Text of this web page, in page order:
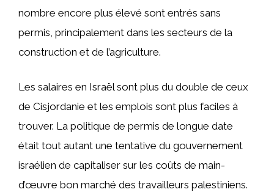
nombre encore plus élevé sont entrés sans
permis, principalement dans les secteurs de la
construction et de l’agriculture.
Les salaires en Israël sont plus du double de ceux
de Cisjordanie et les emplois sont plus faciles à
trouver. La politique de permis de longue date
était tout autant une tentative du gouvernement
israélien de capitaliser sur les coûts de main-
d’œuvre bon marché des travailleurs palestiniens.